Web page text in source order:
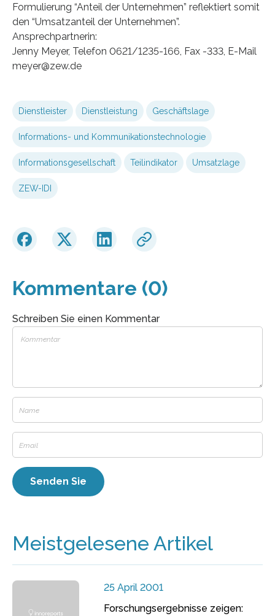
Formulierung “Anteil der Unternehmen” reflektiert somit
den “Umsatzanteil der Unternehmen”.
Ansprechpartnerin:
Jenny Meyer, Telefon 0621/1235-166, Fax -333, E-Mail
meyer@zew.de
Dienstleister Dienstleistung Geschäftslage
Informations- und Kommunikationstechnologie
Informationsgesellschaft Teilindikator Umsatzlage
ZEW-IDI
Kommentare (0)
Schreiben Sie einen Kommentar
Meistgelesene Artikel
25 April 2001
Forschungsergebnisse zeigen: